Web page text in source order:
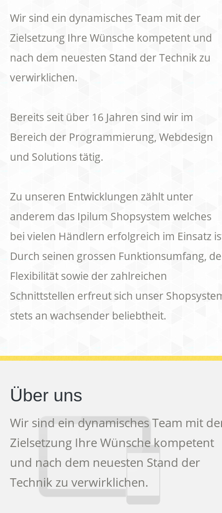
Wir sind ein dynamisches Team mit der
Zielsetzung Ihre Wünsche kompetent und
nach dem neuesten Stand der Technik zu
verwirklichen.
Bereits seit über 16 Jahren sind wir im
Bereich der Programmierung, Webdesign
und Solutions tätig.
Zu unseren Entwicklungen zählt unter
anderem das Ipilum Shopsystem welches
bei vielen Händlern erfolgreich im Einsatz
Durch seinen grossen Funktionsumfang,
Flexibilität sowie der zahlreichen
Schnittstellen erfreut sich unser
stets an wachsender beliebtheit.
Über uns
Wir sind ein dynamisches Team mit
Zielsetzung Ihre Wünsche kompetent
und nach dem neuesten Stand der
Technik zu verwirklichen.